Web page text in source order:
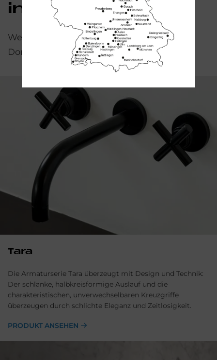
interessieren
Weitere Informationen zu Produkten von
Dornbracht finden Sie hier:
Tara
Die Armaturserie Tara überzeugt mit Design und Technik:
Der schlanke, halbkreisförmige Auslauf und die
charakteristischen, unverwechselbaren Kreuzgriffe
überzeugen durch schlichte Eleganz und Zeitlosigkeit.
PRODUKT ANSEHEN